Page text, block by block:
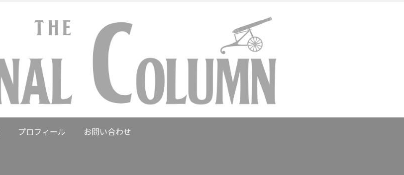
プロフィール お問い合わせ